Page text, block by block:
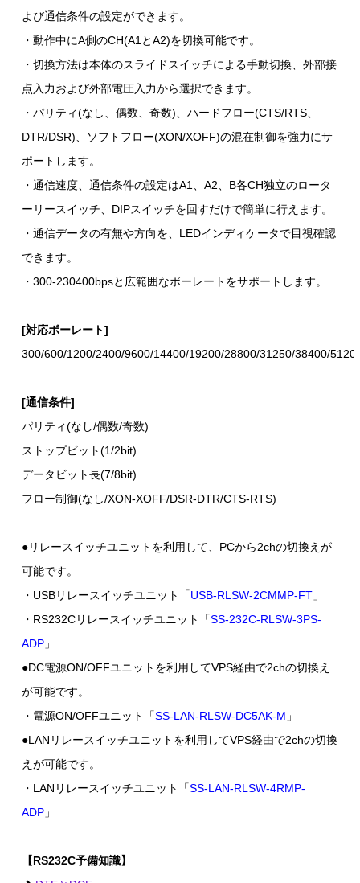
よび通信条件の設定ができます。
・動作中にA側のCH(A1とA2)を切換可能です。
・切換方法は本体のスライドスイッチによる手動切換、外部接
点入力および外部電圧入力から選択できます。
・パリティ(なし、偶数、奇数)、ハードフロー(CTS/RTS、
DTR/DSR)、ソフトフロー(XON/XOFF)の混在制御を強力にサ
ポートします。
・通信速度、通信条件の設定はA1、A2、B各CH独立のロータ
ーリースイッチ、DIPスイッチを回すだけで簡単に行えます。
・通信データの有無や方向を、LEDインディケータで目視確認
できます。
・300-230400bpsと広範囲なボーレートをサポートします。
[対応ボーレート]
300/600/1200/2400/9600/14400/19200/28800/31250/38400/
[通信条件]
パリティ(なし/偶数/奇数)
ストップビット(1/2bit)
データビット長(7/8bit)
フロー制御(なし/XON-XOFF/DSR-DTR/CTS-RTS)
●リレースイッチユニットを利用して、PCから2chの切換えが
可能です。
・USBリレースイッチユニット「 USB-RLSW-2CMMP-FT」
・RS232Cリレースイッチユニット「 SS-232C-RLSW-3PS-
ADP」
●DC電源ON/OFFユニットを利用してVPS経由で2chの切換え
が可能です。
・電源ON/OFFユニット「 SS-LAN-RLSW-DC5AK-M 」
●LANリレースイッチユニットを利用してVPS経由で2chの切換
えが可能です。
・LANリレースイッチユニット「 SS-LAN-RLSW-4RMP-
ADP」
【RS232C予備知識】